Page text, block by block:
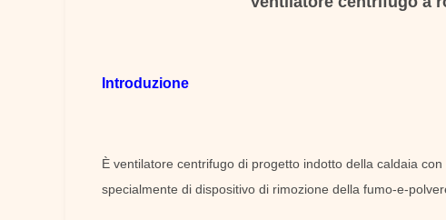
Introduzione
È ventilatore centrifugo di progetto indotto della caldaia
specialmente di dispositivo di rimozione della fumo-e-